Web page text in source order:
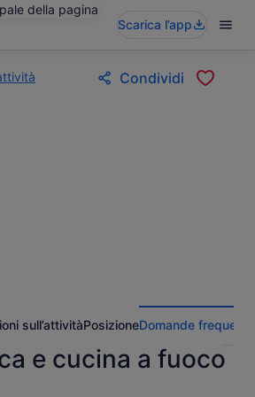
della pagina
Scarica l’app
Condividi
sull’attivitàPosizioneDomande frequenti
e cucina a fuoco